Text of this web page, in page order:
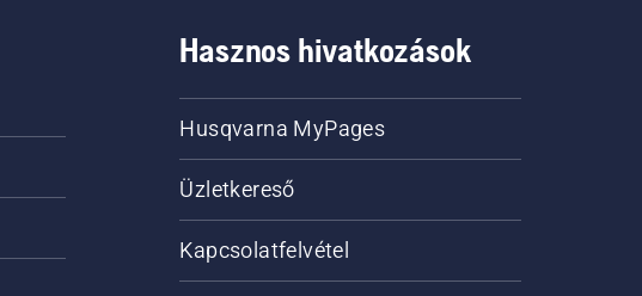
Hasznos hivatkozások
Husqvarna MyPages
Üzletkereső
Kapcsolatfelvétel